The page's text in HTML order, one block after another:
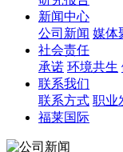
新闻中心
公司新闻 媒体
社会责任
承诺 环境共生
联系我们
联系方式 职业
福莱国际